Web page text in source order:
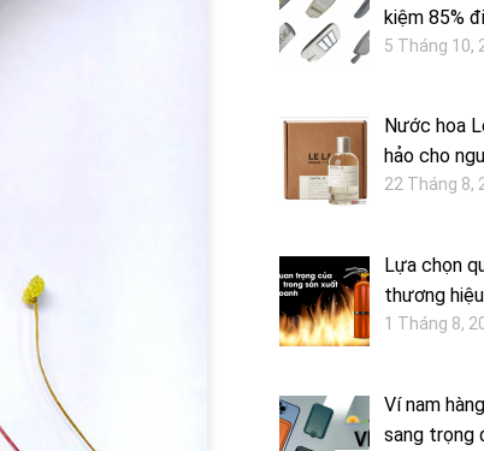
kiệm 85%
5 Tháng 10,
Nước hoa
hảo cho
22 Tháng 8,
Lựa chọn
thương
1 Tháng 8,
Ví nam
sang trọng